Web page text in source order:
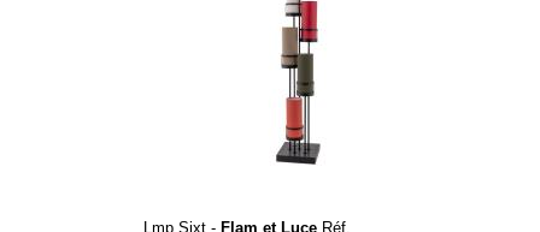
Lmp Sixt - Flam et LuceRéf.